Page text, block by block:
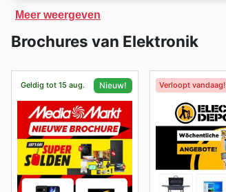
vinden tegen gereduceerde prijzen.
Meer weergeven
Brochures van Elektronik
Geldig tot 15 aug. Nieuw! Verloopt vandaag!